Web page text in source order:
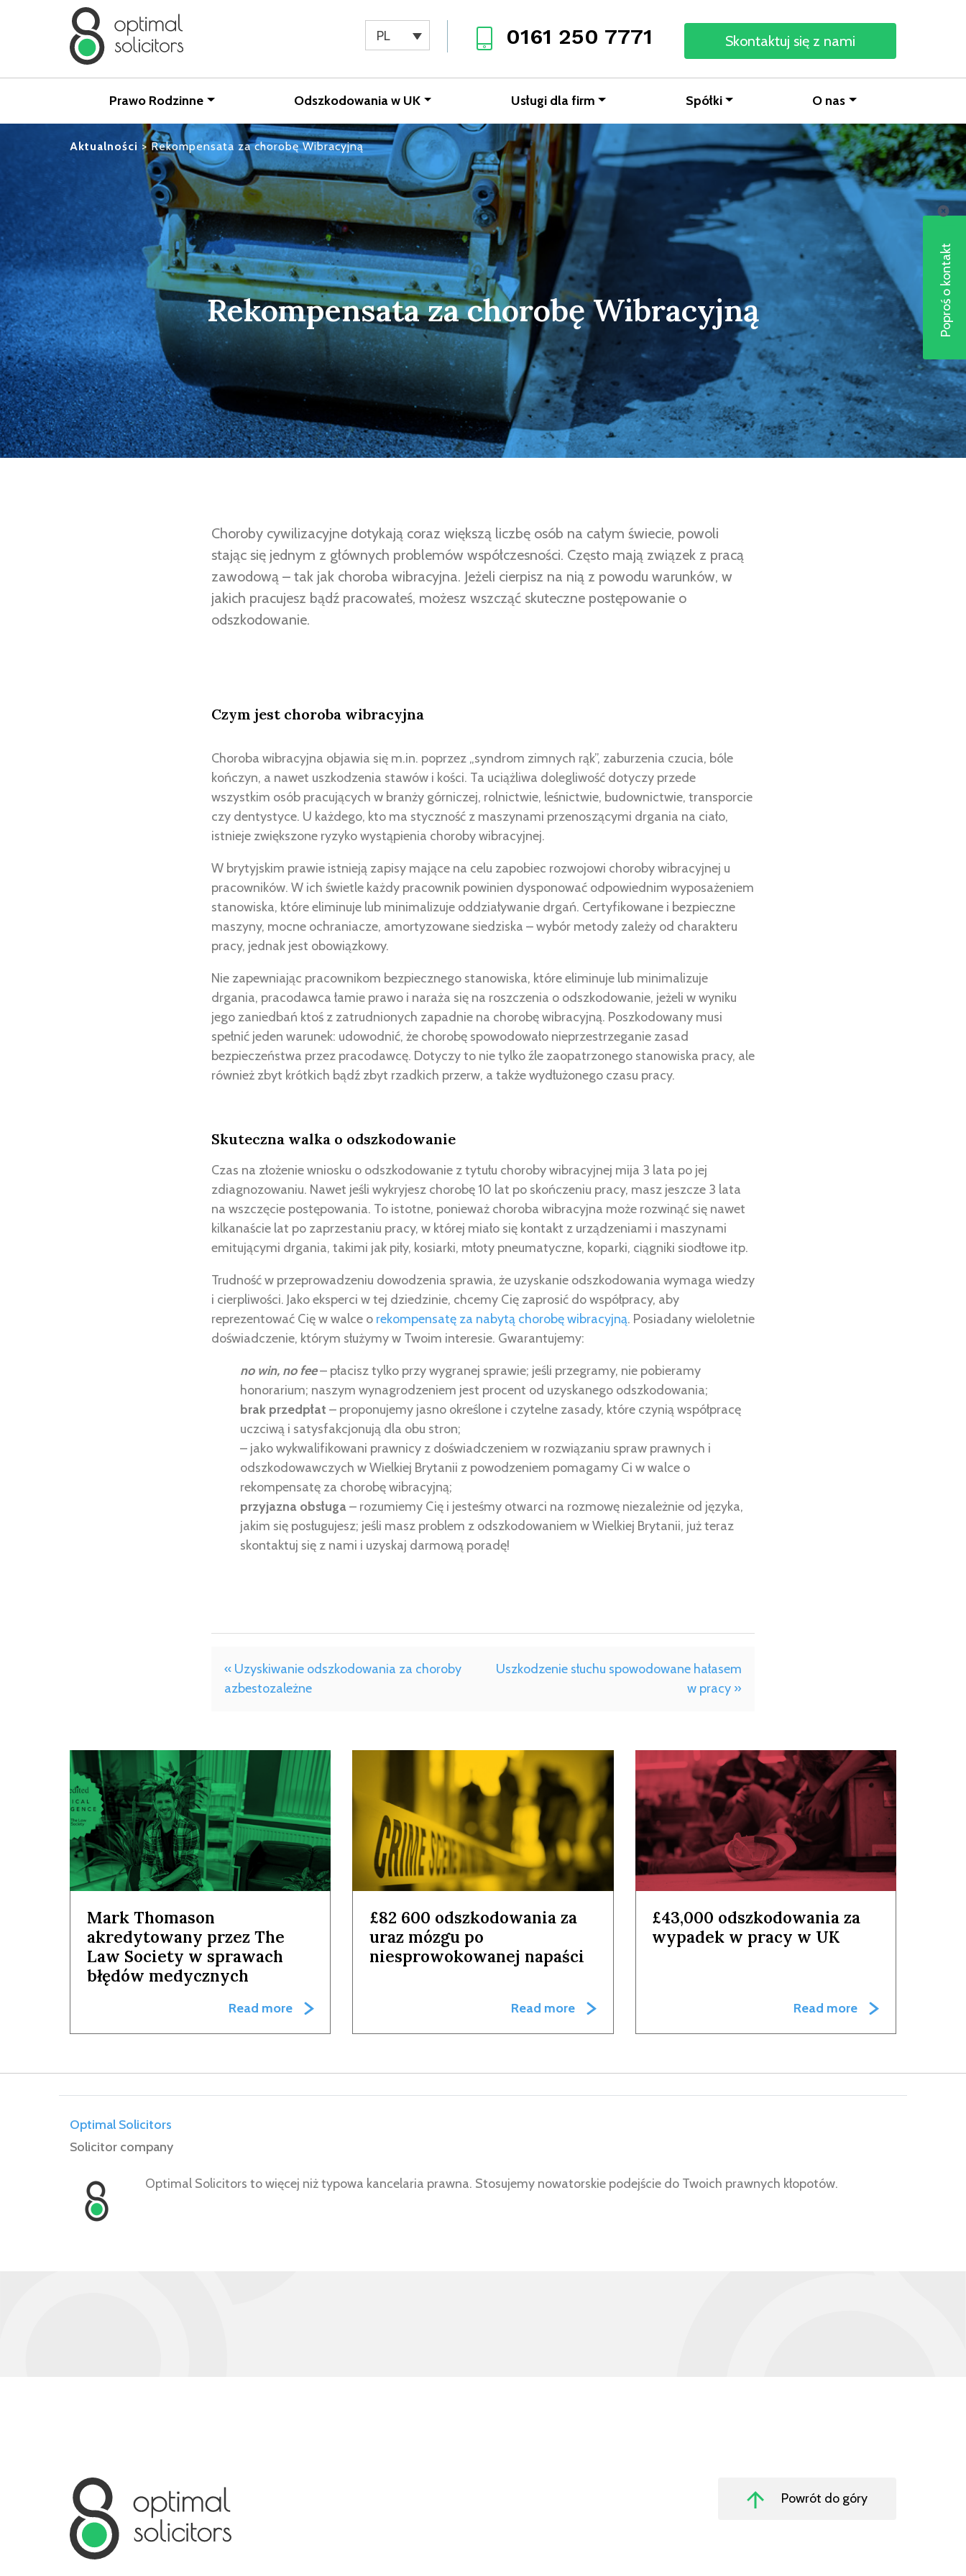
0161 250 7771 Skontaktuj się z nami
PL
Prawo Rodzinne Odszkodowania w UK Usługi dla firm Spółki O nas
Aktualności > Rekompensata za chorobę Wibracyjną
Rekompensata za chorobę Wibracyjną
Choroby cywilizacyjne dotykają coraz większą liczbę osób na całym świecie, powoli
stając się jednym z głównych problemów współczesności. Często mają związek z pracą
zawodową – tak jak choroba wibracyjna. Jeżeli cierpisz na nią z powodu warunków, w
jakich pracujesz bądź pracowałeś, możesz wszcząć skuteczne postępowanie o
odszkodowanie.
Czym jest choroba wibracyjna
Choroba wibracyjna objawia się m.in. poprzez „syndrom zimnych rąk”, zaburzenia czucia, bóle
kończyn, a nawet uszkodzenia stawów i kości. Ta uciążliwa dolegliwość dotyczy przede
wszystkim osób pracujących w branży górniczej, rolnictwie, leśnictwie, budownictwie, transporcie
czy dentystyce. U każdego, kto ma styczność z maszynami przenoszącymi drgania na ciało,
istnieje zwiększone ryzyko wystąpienia choroby wibracyjnej.
W brytyjskim prawie istnieją zapisy mające na celu zapobiec rozwojowi choroby wibracyjnej u
pracowników. W ich świetle każdy pracownik powinien dysponować odpowiednim wyposażeniem
stanowiska, które eliminuje lub minimalizuje oddziaływanie drgań. Certyfikowane i bezpieczne
maszyny, mocne ochraniacze, amortyzowane siedziska – wybór metody zależy od charakteru
pracy, jednak jest obowiązkowy.
Nie zapewniając pracownikom bezpiecznego stanowiska, które eliminuje lub minimalizuje
drgania, pracodawca łamie prawo i naraża się na roszczenia o odszkodowanie, jeżeli w wyniku
jego zaniedbań ktoś z zatrudnionych zapadnie na chorobę wibracyjną. Poszkodowany musi
spełnić jeden warunek: udowodnić, że chorobę spowodowało nieprzestrzeganie zasad
bezpieczeństwa przez pracodawcę. Dotyczy to nie tylko źle zaopatrzonego stanowiska pracy, ale
również zbyt krótkich bądź zbyt rzadkich przerw, a także wydłużonego czasu pracy.
Skuteczna walka o odszkodowanie
Czas na złożenie wniosku o odszkodowanie z tytułu choroby wibracyjnej mija 3 lata po jej
zdiagnozowaniu. Nawet jeśli wykryjesz chorobę 10 lat po skończeniu pracy, masz jeszcze 3 lata
na wszczęcie postępowania. To istotne, ponieważ choroba wibracyjna może rozwinąć się nawet
kilkanaście lat po zaprzestaniu pracy, w której miało się kontakt z urządzeniami i maszynami
emitującymi drgania, takimi jak piły, kosiarki, młoty pneumatyczne, koparki, ciągniki siodłowe itp.
Trudność w przeprowadzeniu dowodzenia sprawia, że uzyskanie odszkodowania wymaga wiedzy
i cierpliwości. Jako eksperci w tej dziedzinie, chcemy Cię zaprosić do współpracy, aby
reprezentować Cię w walce o rekompensatę za nabytą chorobę wibracyjną. Posiadany wieloletnie
doświadczenie, którym służymy w Twoim interesie. Gwarantujemy:
no win, no fee– płacisz tylko przy wygranej sprawie; jeśli przegramy, nie pobieramy
honorarium; naszym wynagrodzeniem jest procent od uzyskanego odszkodowania;
brak przedpłat – proponujemy jasno określone i czytelne zasady, które czynią współpracę
uczciwą i satysfakcjonują dla obu stron;
– jako wykwalifikowani prawnicy z doświadczeniem w rozwiązaniu spraw prawnych i
odszkodowawczych w Wielkiej Brytanii z powodzeniem pomagamy Ci w walce o
rekompensatę za chorobę wibracyjną;
przyjazna obsługa– rozumiemy Cię i jesteśmy otwarci na rozmowę niezależnie od języka,
jakim się posługujesz; jeśli masz problem z odszkodowaniem w Wielkiej Brytanii, już teraz
skontaktuj się z nami i uzyskaj darmową poradę!
« Uzyskiwanie odszkodowania za choroby
azbestozależne
Uszkodzenie słuchu spowodowane hałasem
w pracy »
Mark Thomason
akredytowany przez The
Law Society w sprawach
błędów medycznych
Read more
£82 600 odszkodowania za
uraz mózgu po
niesprowokowanej napaści
Read more
£43,000 odszkodowania za
wypadek w pracy w UK
Read more
Optimal Solicitors
Solicitor company
Optimal Solicitors to więcej niż typowa kancelaria prawna. Stosujemy nowatorskie podejście do Twoich prawnych kłopotów.
Powrót do góry
Poproś o kontakt